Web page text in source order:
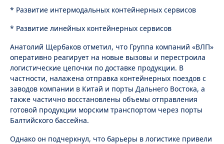
* Развитие интермодальных контейнерных сервисов
* Развитие линейных контейнерных сервисов
Анатолий Щербаков отметил, что Группа компаний «ВЛП»
оперативно реагирует на новые вызовы и перестроила
логистические цепочки по доставке продукции. В
частности, налажена отправка контейнерных поездов с
заводов компании в Китай и порты Дальнего Востока, а
также частично восстановлены объемы отправления
готовой продукции морским транспортом через порты
Балтийского бассейна.
Однако он подчеркнул, что барьеры в логистике привели